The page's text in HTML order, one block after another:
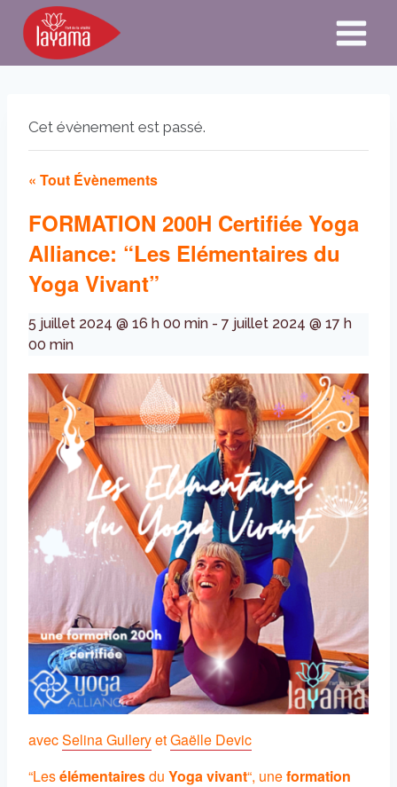
Aller
contenu
Cet évènement est passé.
« Tout Évènements
FORMATION 200H Certifiée Yoga
Alliance: “Les Elémentaires du
Yoga Vivant”
5 juillet 2024 @ 16 h 00 min - 7 juillet 2024 @ 17 h
00 min
avecSelina GulleryetGaëlle Devic
“Lesélémentairesdu Yoga vivant“, uneformation